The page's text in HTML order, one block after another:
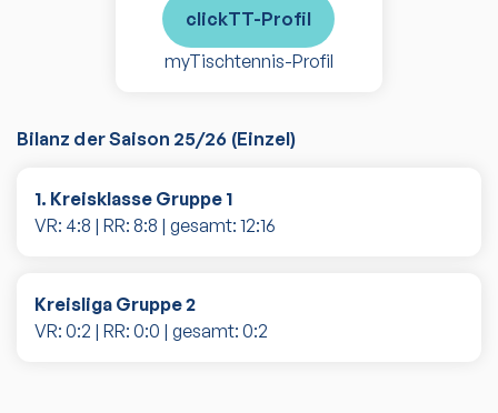
clickTT-Profil
myTischtennis-Profil
Bilanz der Saison 25/26 (Einzel)
1. Kreisklasse Gruppe 1
VR: 4:8 | RR: 8:8 | gesamt: 12:16
Kreisliga Gruppe 2
VR: 0:2 | RR: 0:0 | gesamt: 0:2